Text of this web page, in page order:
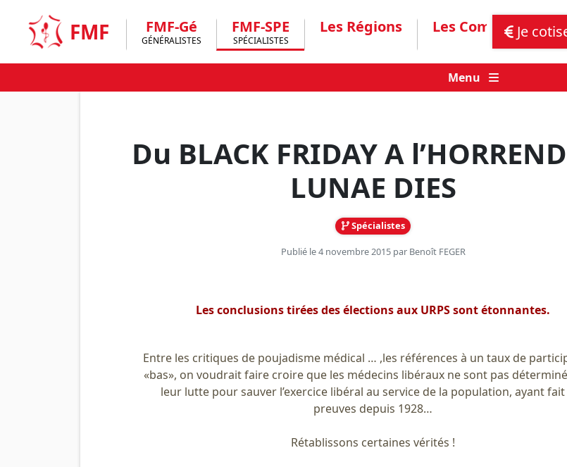
content
FMF FMF-Gé
GÉNÉRALISTES
FMF-SPE
SPÉCIALISTES
Les Régions Les Communiqués
Je
Menu
Du BLACK FRIDAY A
LUNAE DIES
Spécialistes
Publié le 4 novembre 2015 par Benoît FEGER
Les conclusions tirées des élections aux URPS sont étonnantes.
Entre les critiques de poujadisme médical … ,les références à un taux de
«bas», on voudrait faire croire que les médecins libéraux ne sont pas
leur lutte pour sauver l’exercice libéral au service de la population, ayant fait
preuves depuis 1928…
Rétablissons certaines vérités !